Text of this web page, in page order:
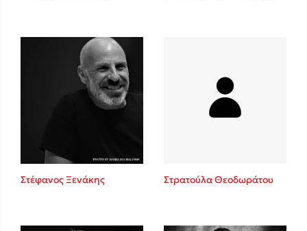
Mel Robbins
Η μέθοδος Αφήστε τους
Φυστίκι ΠουΚυλάει
Στέφανος Ξενάκης Στρατούλα Θεοδωράτου